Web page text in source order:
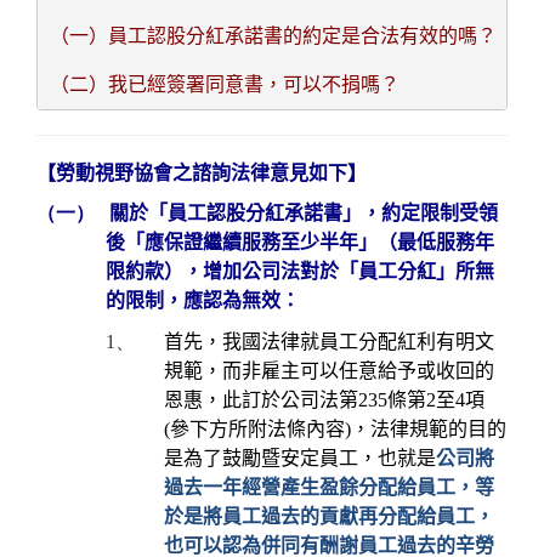
（一）員工認股分紅承諾書的約定是合法有效的嗎？
（二）我已經簽署同意書，可以不捐嗎？
【勞動視野協會之諮詢法律意見如下】
（一）
關於「員工認股分紅承諾書」，約定限制受領
後「應保證繼續服務至少半年」（最低服務年
限約款），增加公司法對於「員工分紅」所無
的限制，應認為無效：
1、
首先，我國法律就員工分配紅利有明文
規範，而非雇主可以任意給予或收回的
恩惠，此訂於公司法第235條第2至4項
(參下方所附法條內容) ，法律規範的目的
是為了鼓勵暨安定員工，也就是公司將
過去一年經營產生盈餘分配給員工，等
於是將員工過去的貢獻再分配給員工，
也可以認為併同有酬謝員工過去的辛勞